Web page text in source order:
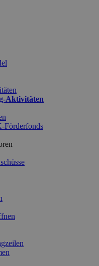
Aktivitäten
Förderfonds